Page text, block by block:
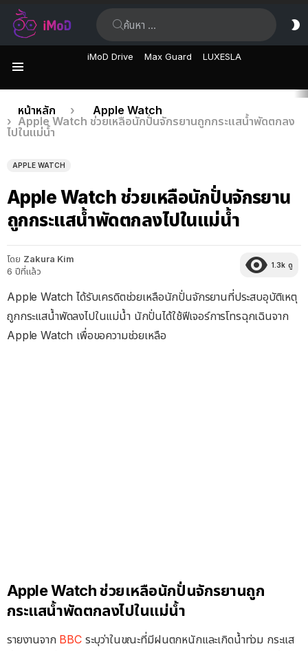
iMoD Drive Max Guard LUXESLA
เรื่อง
ล่าสุด
คุณอยู่ที่นี่:
หน้าหลัก
Apple Watch
Apple Watch ช่วยเหลือนักปั่นจักรยานถูกกระแสน้ำพัดตกลง
ไปในแม่น้ำ
APPLE WATCH
Apple Watch ช่วยเหลือนักปั่นจักรยาน
ถูกกระแสน้ำพัดตกลงไปในแม่น้ำ
โดย Zakura Kim
6 ปีที่แล้ว
1.3k ดู
Apple Watch ได้รับเครดิตช่วยเหลือนักปั่นจักรยานที่ประสบอุบัติเหตุ
ถูกกระแสน้ำพัดลงไปในแม่น้ำ นักปั่นได้ใช้ฟีเจอร์การโทรฉุกเฉินจาก
Apple Watch เพื่อขอความช่วยเหลือ
Apple Watch ช่วยเหลือนักปั่นจักรยานถูก
กระแสน้ำพัดตกลงไปในแม่น้ำ
รายงานจาก BBCระบุว่าในขณะที่มีฝนตกหนักและเกิดน้ำท่วม กระแส